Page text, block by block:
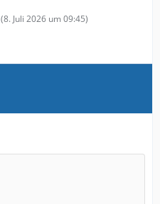
(8. Juli 2026 um 09:45)